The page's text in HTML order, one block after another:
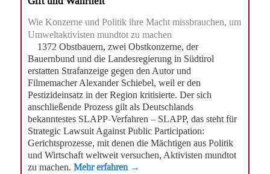
Wie Konzerne und Politik ihre Macht missbrauchen, um
Umweltaktivisten mundtot zu machen
1372 Obstbauern, zwei Obstkonzerne, der
Bauernbund und die Landesregierung in Südtirol
erstatten Strafanzeige gegen den Autor und
Filmemacher Alexander Schiebel, weil er den
Pestizideinsatz in der Region kritisierte. Der sich
anschließende Prozess gilt als Deutschlands
bekanntestes SLAPP-Verfahren – SLAPP, das steht für
Strategic Lawsuit Against Public Participation:
Gerichtsprozesse, mit denen die Mächtigen aus Politik
und Wirtschaft weltweit versuchen, Aktivisten mundtot
zu machen.Mehr erfahren →